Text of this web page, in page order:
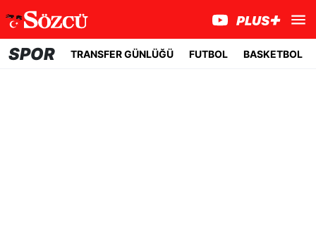
SPOR TRANSFER GÜNLÜĞÜ FUTBOL BASKETBOL